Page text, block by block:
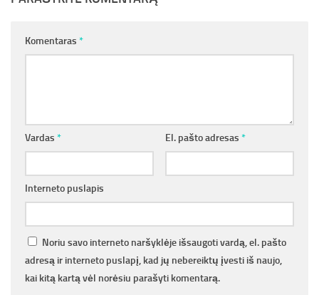
Komentaras *
Vardas * El. pašto adresas *
Interneto puslapis
Noriu savo interneto naršyklėje išsaugoti vardą, el. pašto
adresą ir interneto puslapį, kad jų nebereiktų įvesti iš naujo,
kai kitą kartą vėl norėsiu parašyti komentarą.